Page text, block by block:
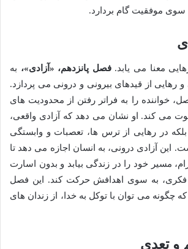
سوی موفقیت گام بردارد.
معنا می یابد.فصل پانزدهم، «آزادی»، به
رهایی از قیدهای بیرونی و درونی می پردازد.
خواننده را به فراتر رفتن از محدودیت های
می کند. او نشان می دهد که آزادی واقعی،
بلکه در رهایی از ترس ها، تعصبات و وابستگی
این آزادی درونی، به انسان اجازه می دهد تا
مسیر خود را در زندگی بیابد و بدون اسارت
فکری، به سوی اهدافش حرکت کند. این فصل
چگونه می توان با توکل به خدا، از زندان های